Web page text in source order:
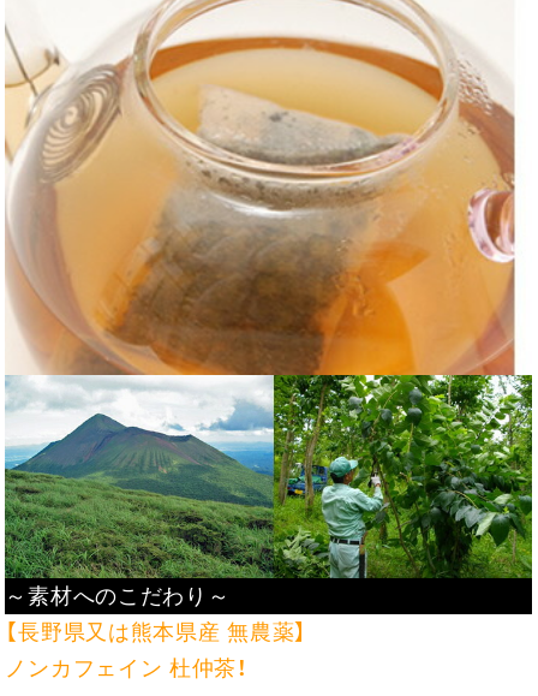
～素材へのこだわり～
【長野県又は熊本県産 無農薬】
ノンカフェイン 杜仲茶！